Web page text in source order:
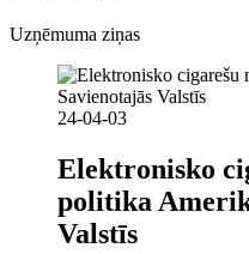
Uzņēmuma ziņas
24-04-03
Elektronisko
politika
Valstīs